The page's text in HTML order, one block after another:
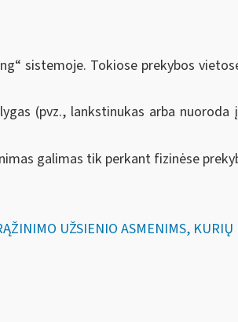
sistemoje. Tokiose prekybos
(pvz., lankstinukas arba
galimas tik perkant fizinėse
UŽSIENIO ASMENIMS,